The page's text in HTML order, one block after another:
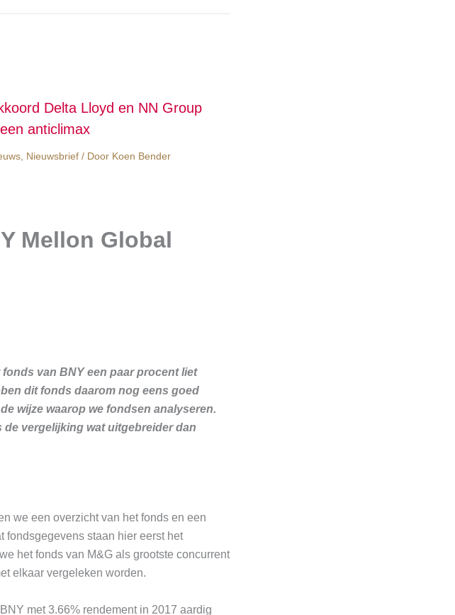
Delta Lloyd en NN Group
anticlimax
, Nieuwsbrief/ Door Koen Bender
Mellon Global
van BNY een paar procent liet
dit fonds daarom nog eens goed
wijze waarop we fondsen analyseren.
vergelijking wat uitgebreider dan
we een overzicht van het fonds en een
fondsgegevens staan hier eerst het
het fonds van M&G als grootste concurrent
elkaar vergeleken worden.
met 3.66% rendement in 2017 aardig